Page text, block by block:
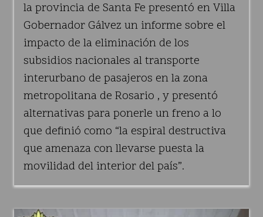
la provincia de Santa Fe presentó en Villa
Gobernador Gálvez un informe sobre el
impacto de la eliminación de los
subsidios nacionales al transporte
interurbano de pasajeros en la zona
metropolitana de Rosario , y presentó
alternativas para ponerle un freno a lo
que definió como “la espiral destructiva
que amenaza con llevarse puesta la
movilidad del interior del país”.